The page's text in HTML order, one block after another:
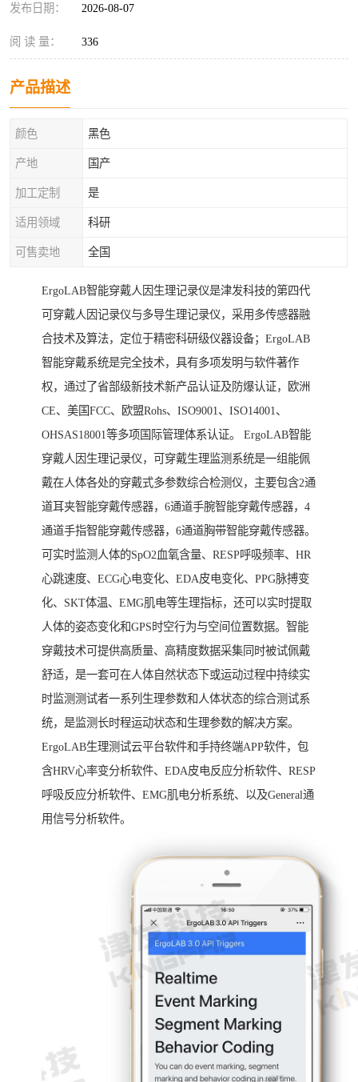
发布日期： 2026-08-07
阅 读 量： 336
产品描述
颜色 黑色
产地 国产
加工定制 是
适用领域 科研
可售卖地 全国
ErgoLAB智能穿戴人因生理记录仪是津发科技的第四代
可穿戴人因记录仪与多导生理记录仪，采用多传感器融
合技术及算法，定位于精密科研级仪器设备；ErgoLAB
智能穿戴系统是完全技术，具有多项发明与软件著作
权，通过了省部级新技术新产品认证及防爆认证，欧洲
CE、美国FCC、欧盟Rohs、ISO9001、ISO14001、
OHSAS18001等多项国际管理体系认证。 ErgoLAB智能
穿戴人因生理记录仪，可穿戴生理监测系统是一组能佩
戴在人体各处的穿戴式多参数综合检测仪，主要包含2通
道耳夹智能穿戴传感器，6通道手腕智能穿戴传感器，4
通道手指智能穿戴传感器，6通道胸带智能穿戴传感器。
可实时监测人体的SpO2血氧含量、RESP呼吸频率、HR
心跳速度、ECG心电变化、EDA皮电变化、PPG脉搏变
化、SKT体温、EMG肌电等生理指标，还可以实时提取
人体的姿态变化和GPS时空行为与空间位置数据。智能
穿戴技术可提供高质量、高精度数据采集同时被试佩戴
舒适，是一套可在人体自然状态下或运动过程中持续实
时监测测试者一系列生理参数和人体状态的综合测试系
统，是监测长时程运动状态和生理参数的解决方案。
ErgoLAB生理测试云平台软件和手持终端APP软件，包
含HRV心率变分析软件、EDA皮电反应分析软件、RESP
呼吸反应分析软件、EMG肌电分析系统、以及General通
用信号分析软件。